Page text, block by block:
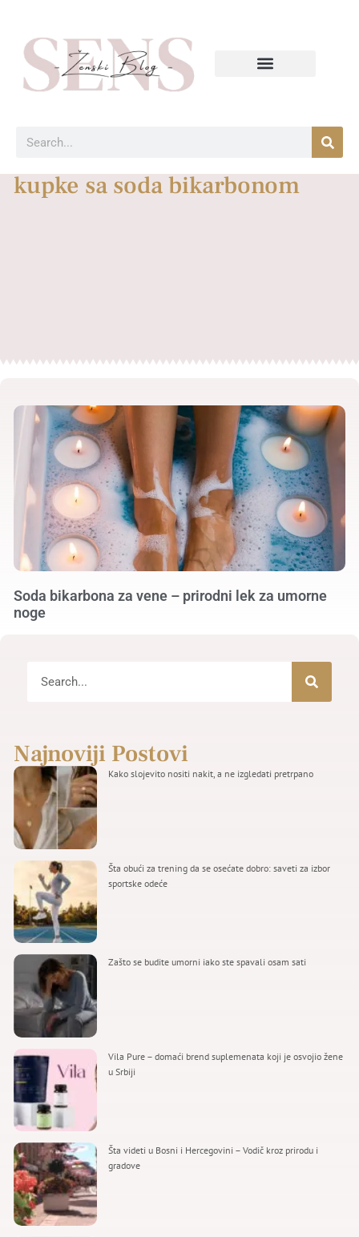
kupke sa soda bikarbonom
Soda bikarbona za vene – prirodni lek za umorne
noge
Najnoviji Postovi
Kako slojevito nositi nakit, a ne izgledati pretrpano
Šta obući za trening da se osećate dobro: saveti za izbor
sportske odeće
Zašto se budite umorni iako ste spavali osam sati
Vila Pure – domaći brend suplemenata koji je osvojio žene
u Srbiji
Šta videti u Bosni i Hercegovini – Vodič kroz prirodu i
gradove